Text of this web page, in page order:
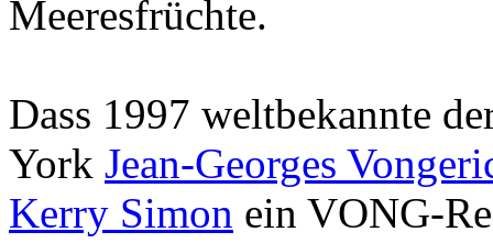
Meeresfrüchte.
Dass 1997 weltbekannte
York Jean-Georges
Kerry Simon ein VONG-